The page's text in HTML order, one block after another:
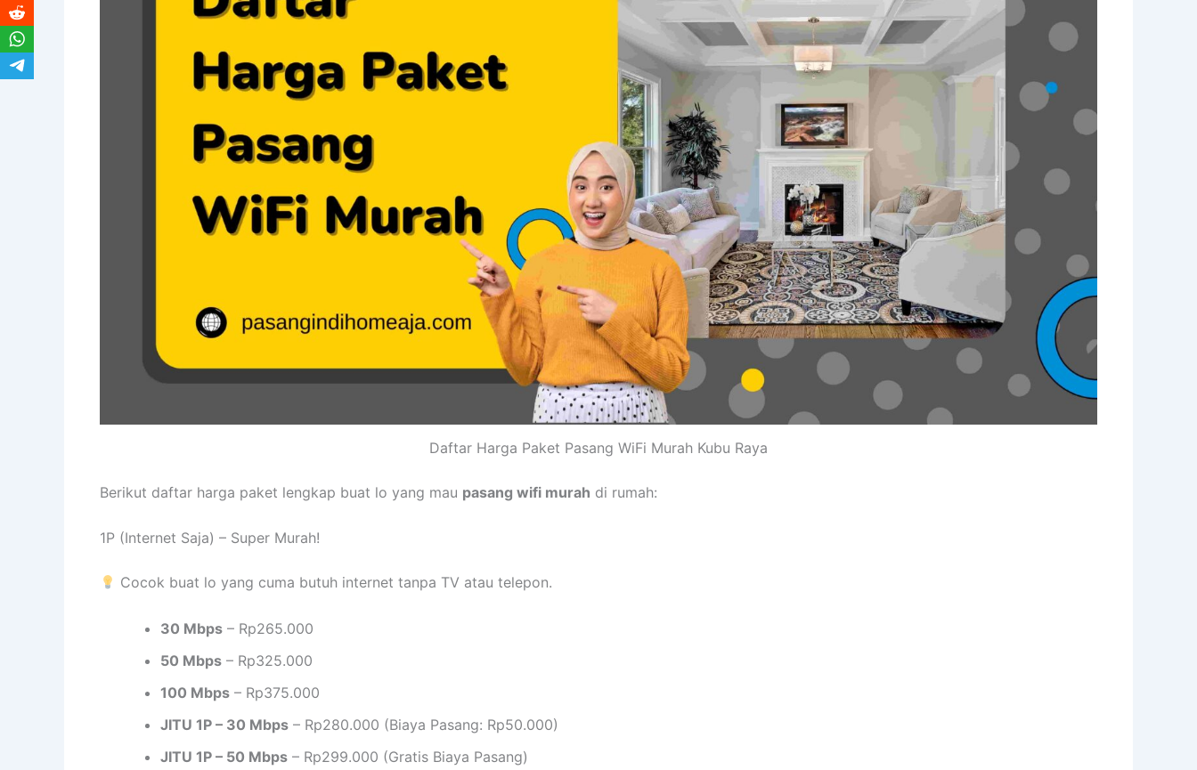
Daftar Harga Paket Pasang WiFi Murah Kubu Raya
Berikut daftar harga paket lengkap buat lo yang mau pasang wifi murah di rumah:
1P (Internet Saja) – Super Murah!
Cocok buat lo yang cuma butuh internet tanpa TV atau telepon.
30 Mbps – Rp265.000
50 Mbps – Rp325.000
100 Mbps – Rp375.000
JITU 1P – 30 Mbps – Rp280.000 (Biaya Pasang: Rp50.000)
JITU 1P – 50 Mbps – Rp299.000 (Gratis Biaya Pasang)